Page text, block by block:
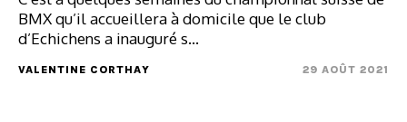
BMX qu’il accueillera à domicile que le club
d’Echichens a inauguré s...
VALENTINE CORTHAY 29 AOÛT 2021